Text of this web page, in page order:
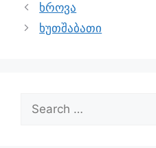
ხროვა
ხუთშაბათი